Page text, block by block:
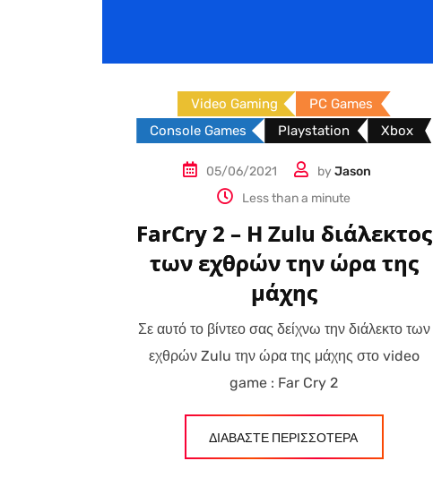
Video Gaming
PC Games
Console Games
Playstation Xbox
05/06/2021 byJason
Less than a minute
FarCry 2 – Η Zulu διάλεκτος
των εχθρών την ώρα της
μάχης
Σε αυτό το βίντεο σας δείχνω την διάλεκτο των
εχθρών Zulu την ώρα της μάχης στο video
game : Far Cry 2
ΔΙΑΒΑΣΤΕ ΠΕΡΙΣΣΟΤΕΡΑ